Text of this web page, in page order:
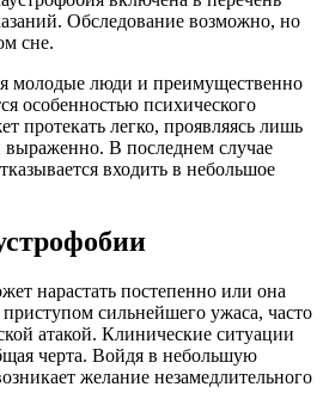
Обследование возможно, но
сне.
молодые люди и преимущественно
особенностью психического
протекать легко, проявляясь лишь
выраженно. В последнем случае
входить в небольшое
нарастать постепенно или она
приступом сильнейшего ужаса, часто
атакой. Клинические ситуации
черта. Войдя в небольшую
желание незамедлительного